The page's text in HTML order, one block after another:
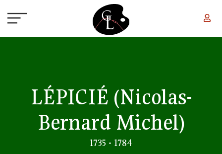
LÉPICIÉ (Nicolas-
Bernard Michel)
1735 - 1784